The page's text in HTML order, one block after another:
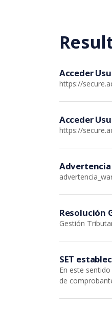
Acceder
https://
Acceder
https://
Resolución
Gestión
SET
En este
de